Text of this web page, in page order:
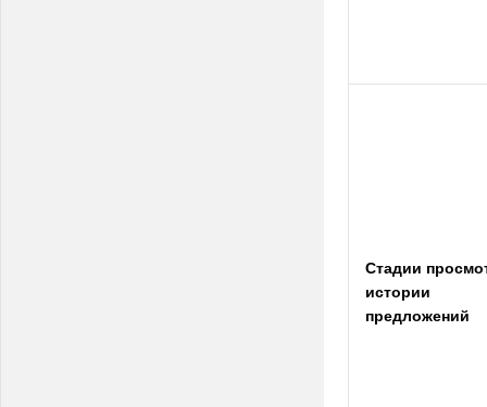
Стадии
истории
предложений